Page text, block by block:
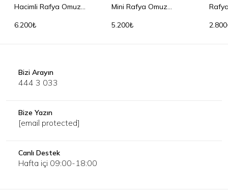
Hacimli Rafya Omuz
6.200₺
Mini Rafya Omuz
5.200₺
Bizi Arayın
444 3 033
Bize Yazın
[email protected]
Canlı Destek
Hafta içi 09:00-18:00